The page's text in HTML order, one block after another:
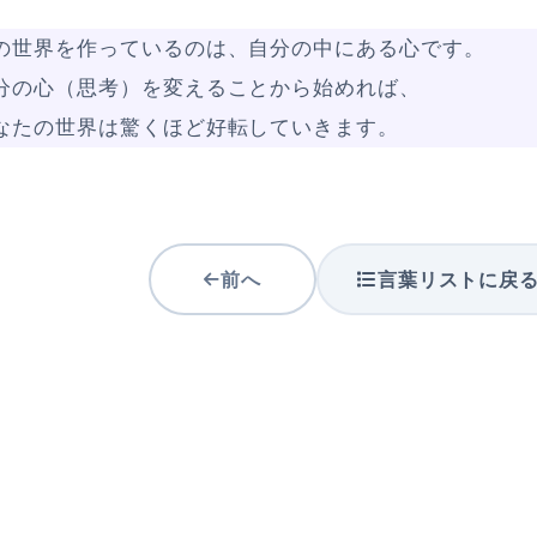
世界を作っているのは、自分の中にある心です。
の心（思考）を変えることから始めれば、
たの世界は驚くほど好転していきます。
前へ 言葉リストに戻